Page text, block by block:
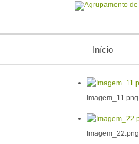
Início
Imagem_11.png
Imagem_22.png